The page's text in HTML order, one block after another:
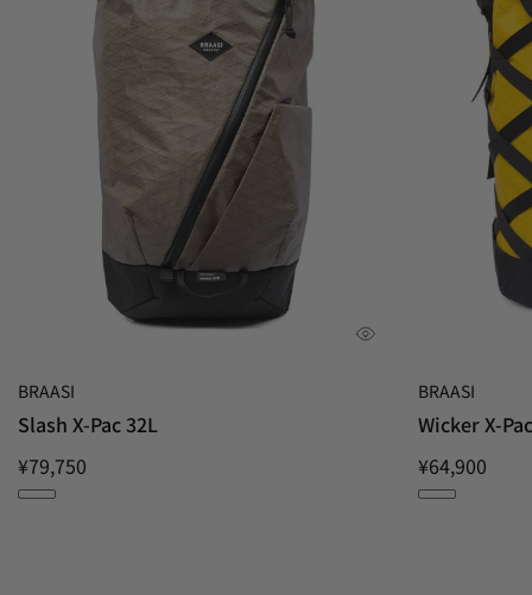
BRAASI
Slash X-Pac 32L
¥79,750
BRAASI
Wicker X-
¥64,900